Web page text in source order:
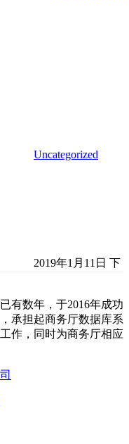
Uncategorized
2019年1月11日 下
有数年，于2016年成功
承担起商务厅数据库系
作，同时为商务厅相应